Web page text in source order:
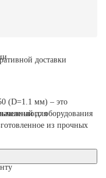
(D=1.1 мм) – это
для
из прочных
доставки
оборудования